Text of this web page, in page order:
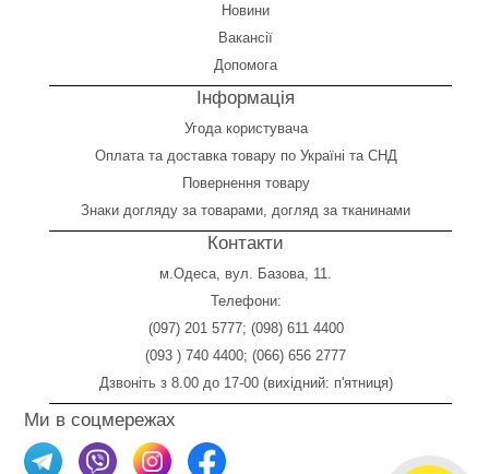
Новини
Вакансії
Допомога
Інформація
Угода користувача
Оплата та доставка товару по Україні та СНД
Повернення товару
Знаки догляду за товарами, догляд за тканинами
Контакти
м.Одеса, вул. Базова, 11.
Телефони:
(097) 201 5777; (098) 611 4400
(093 ) 740 4400; (066) 656 2777
Дзвоніть з 8.00 до 17-00 (вихідний: п'ятниця)
Ми в соцмережах